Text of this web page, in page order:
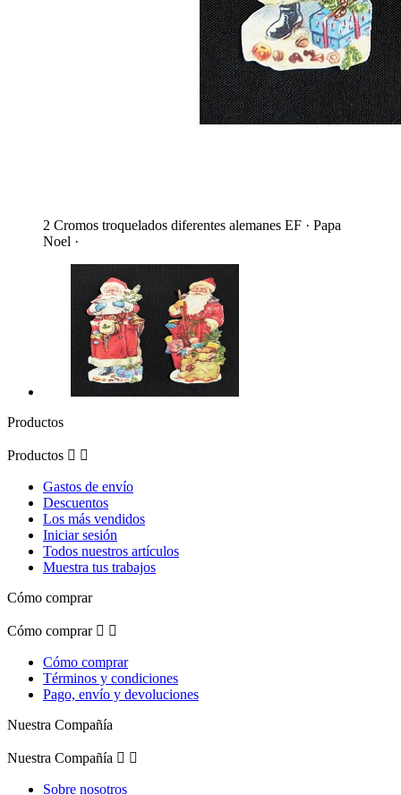
2 Cromos troquelados diferentes alemanes EF · Papa
Noel ·
Productos
Productos  
Gastos de envío
Descuentos
Los más vendidos
Iniciar sesión
Todos nuestros artículos
Muestra tus trabajos
Cómo comprar
Cómo comprar  
Cómo comprar
Términos y condiciones
Pago, envío y devoluciones
Nuestra Compañía
Nuestra Compañía  
Sobre nosotros